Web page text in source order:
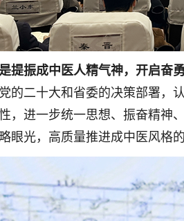
提振成中医人精气神，开启奋
的二十大和省委的决策部署，
，进一步统一思想、振奋精
眼光，高质量推进成中医风格